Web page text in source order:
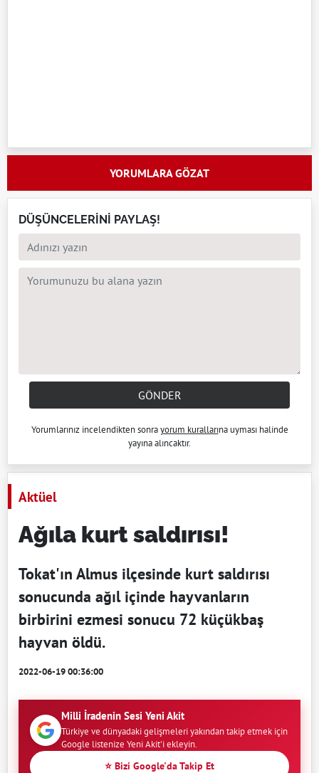
YORUMLARA GÖZAT
DÜŞÜNCELERİNİ PAYLAŞ!
GÖNDER
Yorumlarınız incelendikten sonrayorum kurallarına uyması halinde
yayına alıncaktır.
Aktüel
Ağıla kurt saldırısı!
Tokat'ın Almus ilçesinde kurt saldırısı
sonucunda ağıl içinde hayvanların
birbirini ezmesi sonucu 72 küçükbaş
hayvan öldü.
2022-06-19 00:36:00
Milli İradenin Sesi Yeni Akit
Türkiye ve dünyadaki gelişmeleri yakından takip etmek için
Google listenize Yeni Akit'i ekleyin.
⭐ Bizi Google'da Takip Et